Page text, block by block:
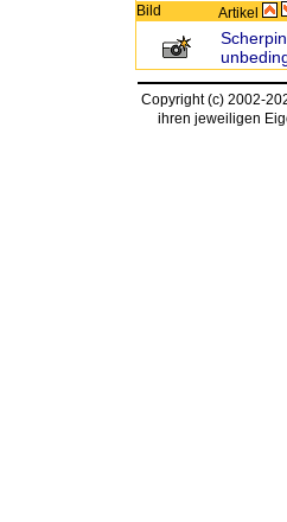
Bild Artikel
Copyright (c) 2002-
ihren jeweiligen